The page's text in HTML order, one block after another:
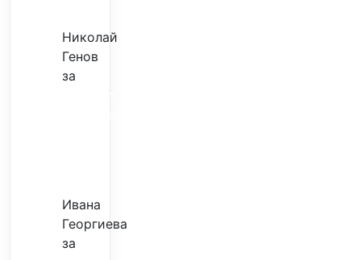
Николай
Генов
за
Ивана
Георгиева
за